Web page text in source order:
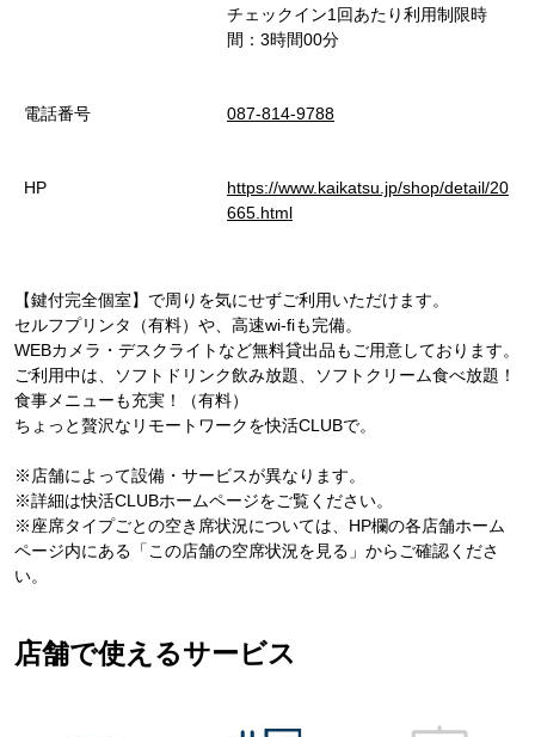
チェックイン1回あたり利用制限時
間：3時間00分
電話番号 087-814-9788
HP
https://www.kaikatsu.jp/shop/detail/20
665.html
【鍵付完全個室】で周りを気にせずご利用いただけます。
セルフプリンタ（有料）や、高速wi-fiも完備。
WEBカメラ・デスクライトなど無料貸出品もご用意しております。
ご利用中は、ソフトドリンク飲み放題、ソフトクリーム食べ放題！
食事メニューも充実！（有料）
ちょっと贅沢なリモートワークを快活CLUBで。
※店舗によって設備・サービスが異なります。
※詳細は快活CLUBホームページをご覧ください。
※座席タイプごとの空き席状況については、HP欄の各店舗ホーム
ページ内にある「この店舗の空席状況を見る」からご確認くださ
い。
店舗で使えるサービス